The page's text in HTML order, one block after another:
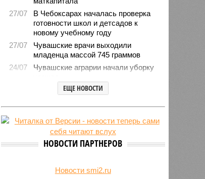
27/07
В Чебоксарах началась проверка
готовности школ и детсадов к
новому учебному году
27/07
Чувашские врачи выходили
младенца массой 745 граммов
24/07
Чувашские аграрии начали уборку
Минпромэнерго сообщило об
заправках
23/07
В Чувашии за 6 месяцев изъято
свыше 500 единиц оружия
ЕЩЕ НОВОСТИ
НОВОСТИ ПАРТНЕРОВ
Новости smi2.ru